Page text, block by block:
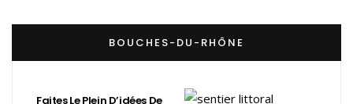
BOUCHES-DU-RHÔNE
Faites Le Plein D’idées De